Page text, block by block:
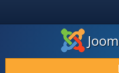
BAIXAR E APRIMORAR